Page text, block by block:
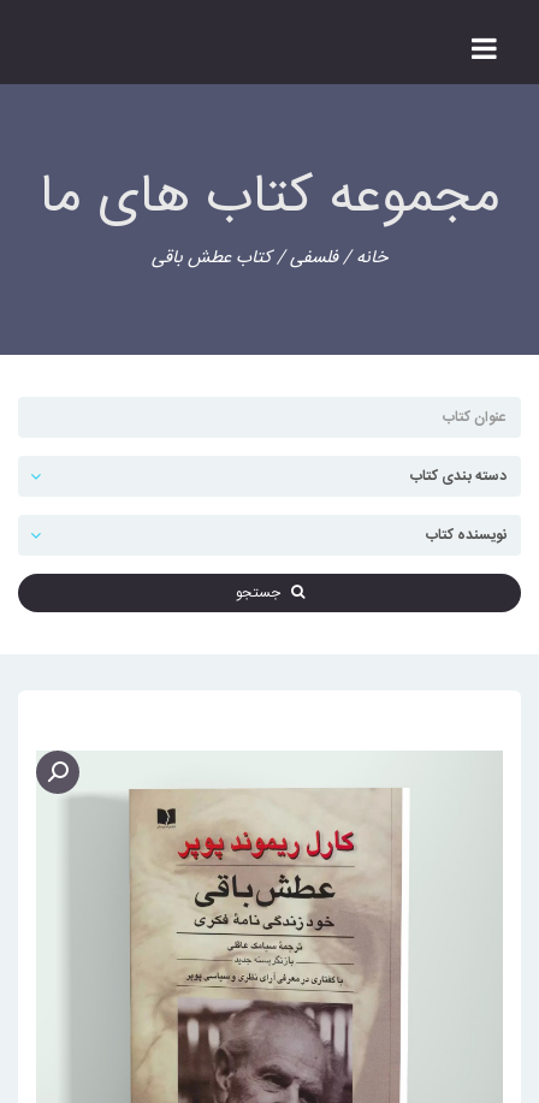
مجموعه کتاب های ما
خانه/فلسفی/ کتاب عطش باقی
جستجو